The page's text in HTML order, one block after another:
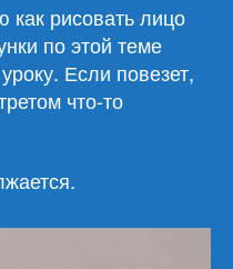
30
минут
рисовать лицо
по этой теме
Если повезет,
что-то